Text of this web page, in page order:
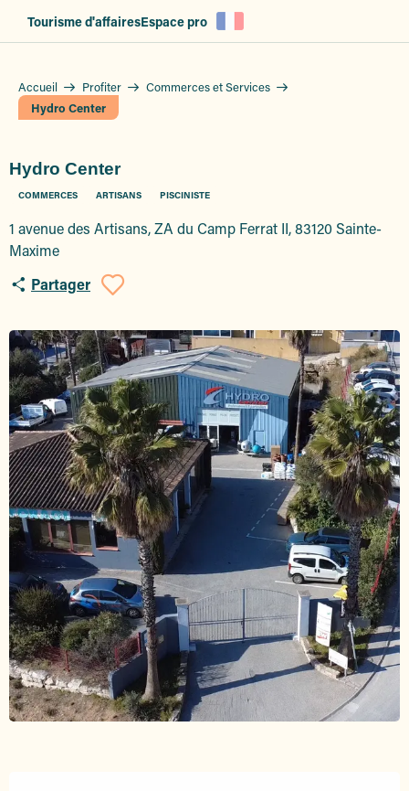
Tourisme d'affairesEspace pro
Accueil Profiter
Commerces et Services
Hydro Center
Hydro Center
COMMERCES ARTISANS PISCINISTE
1 avenue des Artisans, ZA du Camp Ferrat II, 83120 Sainte-
Maxime
Partager
Ajouter aux favoris